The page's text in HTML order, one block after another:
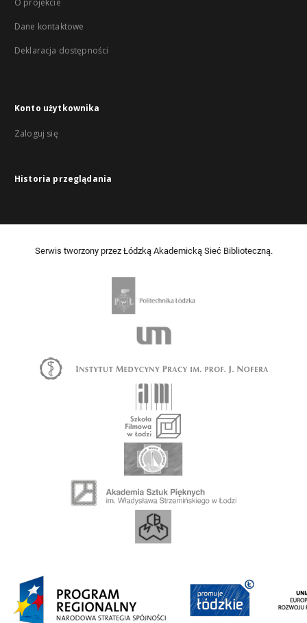
O projekcie
Dane kontaktowe
Deklaracja dostępności
Konto użytkownika
Zaloguj się
Historia przeglądania
Serwis tworzony przez Łódzką Akademicką Sieć Biblioteczną.